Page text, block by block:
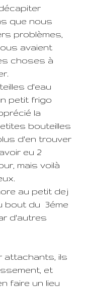
que nous
problèmes,
avaient
choses à
d'eau
petit frigo
la
bouteilles
d'en trouver
eu 2
mais voilà
au petit dej
bout du 3éme
d'autres
attachants, ils
et
faire un lieu